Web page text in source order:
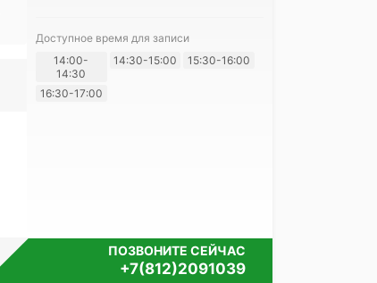
Доступное время для записи
14:00-
14:30
14:30-15:00 15:30-16:00
16:30-17:00
ПОЗВОНИТЕ СЕЙЧАС
+7(812)2091039